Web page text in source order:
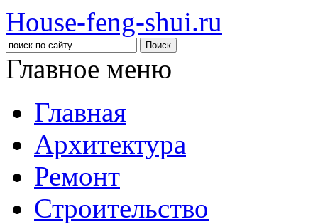
House-feng-shui.ru
Главное меню
Главная
Архитектура
Ремонт
Строительство